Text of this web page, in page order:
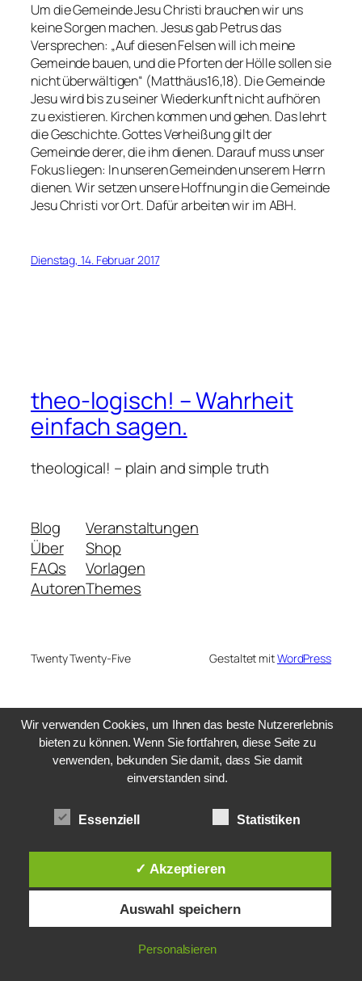
Um die Gemeinde Jesu Christi brauchen wir uns
keine Sorgen machen. Jesus gab Petrus das
Versprechen: „Auf diesen Felsen will ich meine
Gemeinde bauen, und die Pforten der Hölle sollen sie
nicht überwältigen“ (Matthäus16,18). Die Gemeinde
Jesu wird bis zu seiner Wiederkunft nicht aufhören
zu existieren. Kirchen kommen und gehen. Das lehrt
die Geschichte. Gottes Verheißung gilt der
Gemeinde derer, die ihm dienen. Darauf muss unser
Fokus liegen: In unseren Gemeinden unserem Herrn
dienen. Wir setzen unsere Hoffnung in die Gemeinde
Jesu Christi vor Ort. Dafür arbeiten wir im ABH.
Dienstag, 14. Februar 2017
theo-logisch! – Wahrheit
einfach sagen.
theological! – plain and simple truth
Blog
Über
FAQs
Autoren
Veranstaltungen
Shop
Vorlagen
Themes
Twenty Twenty-Five Gestaltet mitWordPress
Wir verwenden Cookies, um Ihnen das beste Nutzererlebnis
bieten zu können. Wenn Sie fortfahren, diese Seite zu
verwenden, bekunden Sie damit, dass Sie damit
einverstanden sind.
Essenziell Statistiken
✓ Akzeptieren
Auswahl speichern
Personalsieren